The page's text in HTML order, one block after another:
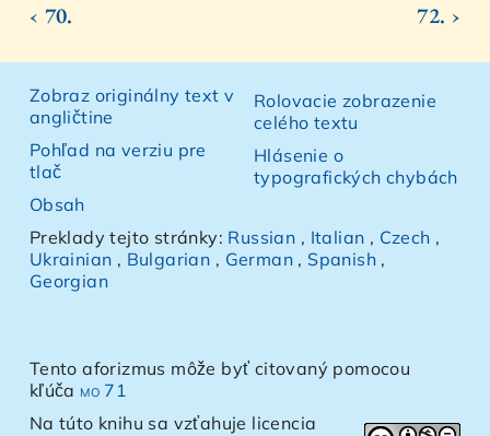
‹ 70. 72. ›
Zobraz originálny text v
angličtine
Pohľad na verziu pre
tlač
Obsah
Rolovacie zobrazenie
celého textu
Hlásenie o
typografických chybách
Preklady tejto stránky: Russian , Italian , Czech ,
Ukrainian , Bulgarian , German, Spanish,
Georgian
Tento aforizmus môže byť citovaný pomocou
kľúča mo 71
Na túto knihu sa vzťahuje licencia